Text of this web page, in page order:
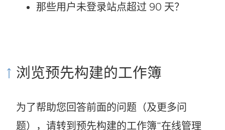
那些用户未登录站点超过 90 天？
浏览预先构建的工作簿
为了帮助您回答前面的问题（及更多问
题），请转到预先构建的工作簿“在线管理